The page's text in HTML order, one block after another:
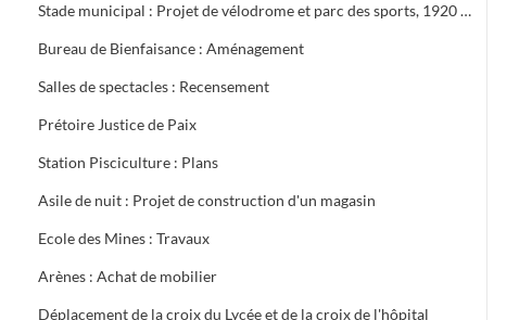
Stade municipal : Projet de vélodrome et parc des sports, 1920 - 1921. Contrat de rachat du terrain à l'Olympique Alésien ; Subvention pour l'aménagement des pistes ; Statuts et règlement pour l'utilisation du stade, affaire Genouillac (accident), 1924 - 1942
Bureau de Bienfaisance : Aménagement
Salles de spectacles : Recensement
Prétoire Justice de Paix
Station Pisciculture : Plans
Asile de nuit : Projet de construction d'un magasin
Ecole des Mines : Travaux
Arènes : Achat de mobilier
Déplacement de la croix du Lycée et de la croix de l'hôpital